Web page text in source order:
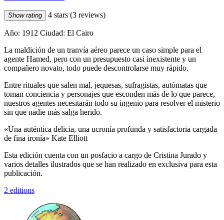
Show rating 4 stars (3 reviews)
Año: 1912 Ciudad: El Cairo
La maldición de un tranvía aéreo parece un caso simple para el
agente Hamed, pero con un presupuesto casi inexistente y un
compañero novato, todo puede descontrolarse muy rápido.
Entre rituales que salen mal, jequesas, sufragistas, autómatas que
toman conciencia y personajes que esconden más de lo que parece,
nuestros agentes necesitarán todo su ingenio para resolver el misterio
sin que nadie más salga herido.
«Una auténtica delicia, una ucronía profunda y satisfactoria cargada
de fina ironía» Kate Elliott
Esta edición cuenta con un posfacio a cargo de Cristina Jurado y
varios detalles ilustrados que se han realizado en exclusiva para esta
publicación.
2 editions